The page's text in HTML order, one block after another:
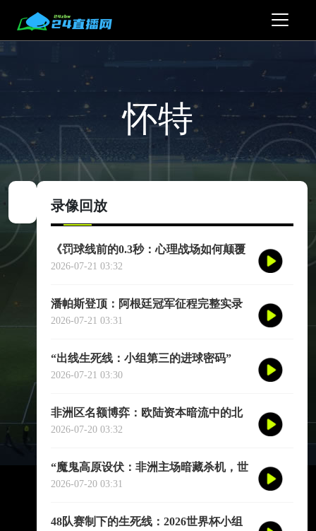
怀特
录像回放
《罚球线前的0.3秒：心理战场如何颠覆
世界杯命运》
2026-07-21 03:32
潘帕斯登顶：阿根廷冠军征程完整实录
2026-07-21 03:31
“出线生死线：小组第三的进球密码”
2026-07-21 03:30
非洲区名额博弈：欧陆资本暗流中的北
非双雄与西非七骏
2026-07-20 03:32
“魔鬼高原设伏：非洲主场暗藏杀机，世
预赛再临生死战”
2026-07-20 03:31
48队赛制下的生死线：2026世界杯小组